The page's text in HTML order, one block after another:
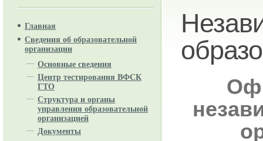
Главная
Сведения об образовательной
организации
Основные сведения
Центр тестирования ВФСК
ГТО
Структура и органы
управления образовательной
организацией
Документы